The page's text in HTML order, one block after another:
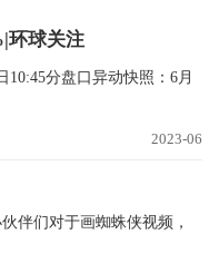
环球关注
10:45分盘口异动快照：6月
2023-06
伴们对于画蜘蛛侠视频，